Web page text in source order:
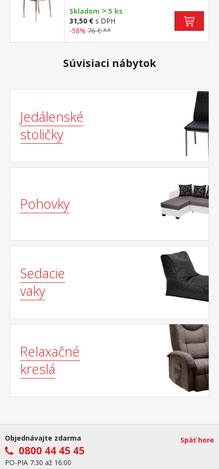
Skladom > 5 ks
31,50 € s DPH
-58% 76 € **
Súvisiaci nábytok
Jedálenské
stoličky
Pohovky
Sedacie
vaky
Relaxačné
kreslá
Objednávajte zdarma
0800 44 45 45
PO-PIA 7:30 až 16:00
Späť hore